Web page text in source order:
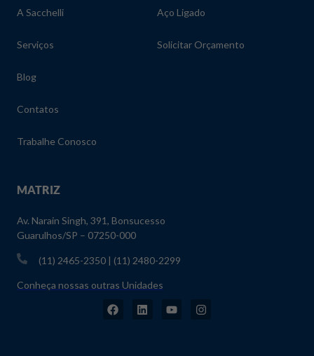
A Sacchelli
Serviços
Blog
Contatos
Trabalhe Conosco
Aço Ligado
Solicitar Orçamento
MATRIZ
Av. Narain Singh, 391, Bonsucesso
Guarulhos/SP – 07250-000
(11) 2465-2350 | (11) 2480-2299
Conheça nossas outras Unidades